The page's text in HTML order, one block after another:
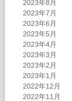
2023年8月
2023年7月
2023年6月
2023年5月
2023年4月
2023年3月
2023年2月
2023年1月
2022年12月
2022年11月